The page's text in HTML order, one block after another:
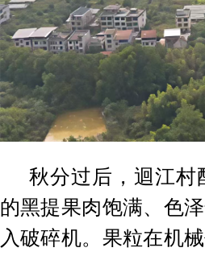
秋分过后，迴江村
的黑提果肉饱满、色
入破碎机。果粒在机